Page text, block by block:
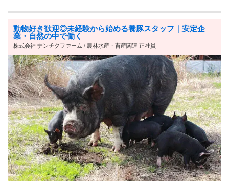
動物好き歓迎◎未経験から始める養豚スタッフ｜安定企
業・自然の中で働く
株式会社 ナンチクファーム / 農林水産・畜産関連 正社員